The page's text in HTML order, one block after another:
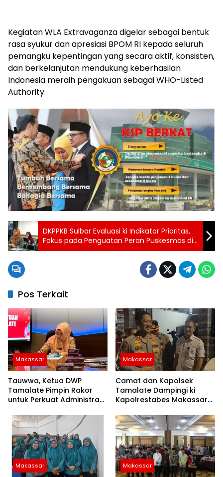
Kegiatan WLA Extravaganza digelar sebagai bentuk
rasa syukur dan apresiasi BPOM RI kepada seluruh
pemangku kepentingan yang secara aktif, konsisten,
dan berkelanjutan mendukung keberhasilan
Indonesia meraih pengakuan sebagai WHO-Listed
Authority.
DKPPKB Sulbar Evaluasi ki Indikator Prioritas,
Fokus pada Penguatan Peran Puskesmas di
Desa Lokus PASTIPADU
Pos Terkait
Makassar
Tauwwa, Ketua DWP
Tamalate Pimpin Rakor
untuk Perkuat Administrasi
Makassar
Camat dan Kapolsek
Tamalate Dampingi ki
Kapolrestabes Makassar
Sembako di Bontoduri
Makassar Makassar